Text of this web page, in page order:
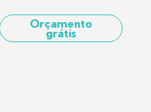
Orçamento
grátis